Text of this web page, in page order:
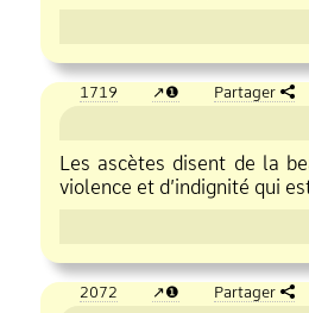
1719 ❶ Partager
Les ascètes disent de la
violence et d’indignité qui
2072 ❶ Partager